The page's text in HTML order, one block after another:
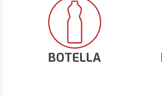
BOTELLA